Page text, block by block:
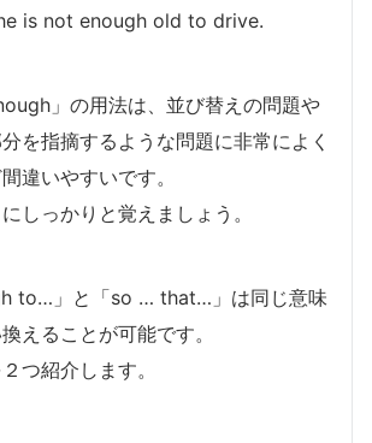
is not enough old to drive.
」の用法は、並び替えの問題や
を指摘するような問題に非常によく
違いやすいです。
しっかりと覚えましょう。
to…」と「so … that…」は同じ意味
えることが可能です。
つ紹介します。